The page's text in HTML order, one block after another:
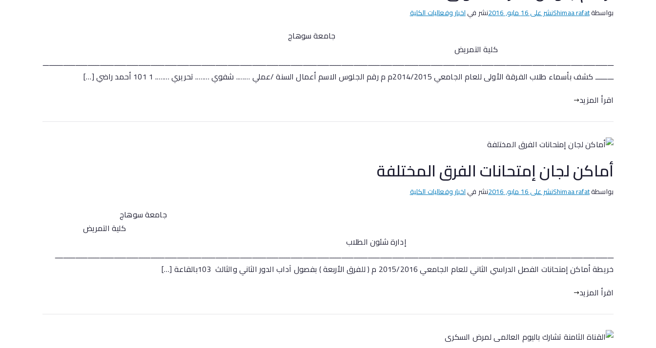
بواسطةShimaa rafatنشر على16 مايو, 2016 نشر فياخبار وفعاليات الكلية
جامعة سوهاج
كلية التمريض
ـــــــــــــــــــــــــــــــــــــــــــــــــــــــــــــــــــــــــــــــــــــــــــــــــــــــــــــــــــــــــــــــــــــــــــــــــــــــــــــــــــــــــــــــــــــــــــــــــــــــــــــــــــــــــــــــــــــــــــــــــــــــــــــــــــــــــــــــــــــــــ
ـــــــــ كشف بأسماء طلاب الفرقة الأولى للعام الجامعي 2014/2015م م رقم الجلوس الاسم أعمال السنة /عملي …….. شفوي …….. تحريري …….. 1 101 أحمد راضي […]
اقرأ المزيد
أماكن لجان إمتحانات الفرق المختلفة
بواسطةShimaa rafatنشر على16 مايو, 2016 نشر فياخبار وفعاليات الكلية
جامعة سوهاج
كلية التمريض
إدارة شئون الطلاب
ـــــــــــــــــــــــــــــــــــــــــــــــــــــــــــــــــــــــــــــــــــــــــــــــــــــــــــــــــــــــــــــــــــــــــــــــــــــــــــــــــــــــــــــــــــــــــــــــــــــــــــــــــــــــــــــــــــــــــــــــــــــــــــــــــــــــــــــــــــ
خريطة أماكن إمتحانات الفصل الدراسي الثاني للعام الجامعي 2015/2016 م ( للفرق الأربعة ) بفصول آداب الدور الثاني والثالث 103بالقاعة […]
اقرأ المزيد